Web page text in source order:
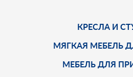
КРЕСЛА И
МЯГКАЯ МЕБЕЛЬ
МЕБЕЛЬ ДЛЯ